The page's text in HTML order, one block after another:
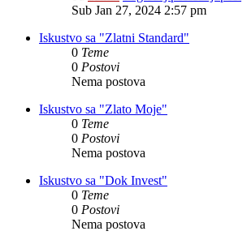
Sub Jan 27, 2024 2:57 pm
Iskustvo sa "Zlatni Standard"
0 Teme
0 Postovi
Nema postova
Iskustvo sa "Zlato Moje"
0 Teme
0 Postovi
Nema postova
Iskustvo sa "Dok Invest"
0 Teme
0 Postovi
Nema postova